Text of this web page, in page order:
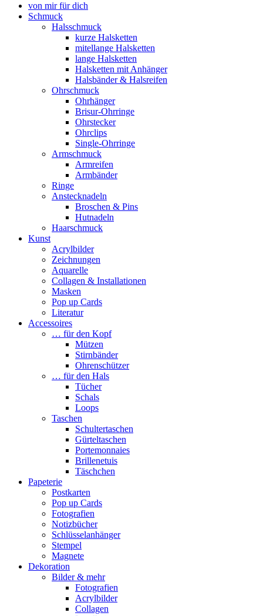
von mir für dich
Schmuck
Halsschmuck
kurze Halsketten
mitellange Halsketten
lange Halsketten
Halsketten mit Anhänger
Halsbänder & Halsreifen
Ohrschmuck
Ohrhänger
Brisur-Ohrringe
Ohrstecker
Ohrclips
Single-Ohrringe
Armschmuck
Armreifen
Armbänder
Ringe
Anstecknadeln
Broschen & Pins
Hutnadeln
Haarschmuck
Kunst
Acrylbilder
Zeichnungen
Aquarelle
Collagen & Installationen
Masken
Pop up Cards
Literatur
Accessoires
… für den Kopf
Mützen
Stirnbänder
Ohrenschützer
… für den Hals
Tücher
Schals
Loops
Taschen
Schultertaschen
Gürteltaschen
Portemonnaies
Brillenetuis
Täschchen
Papeterie
Postkarten
Pop up Cards
Fotografien
Notizbücher
Schlüsselanhänger
Stempel
Magnete
Dekoration
Bilder & mehr
Fotografien
Acrylbilder
Collagen